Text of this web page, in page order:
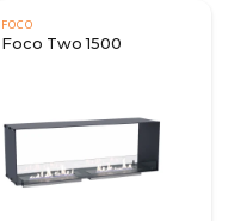
FOCO
Foco Two 1500